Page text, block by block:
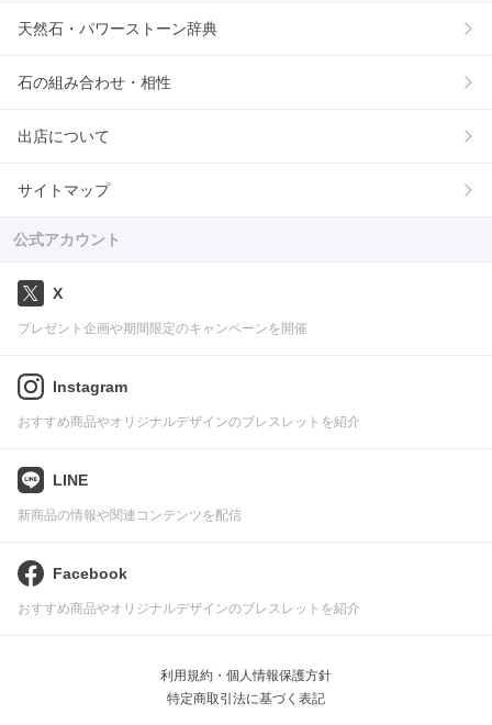
天然石・パワーストーン辞典
石の組み合わせ・相性
出店について
サイトマップ
公式アカウント
X
プレゼント企画や期間限定のキャンペーンを開催
Instagram
おすすめ商品やオリジナルデザインのブレスレットを紹介
LINE
新商品の情報や関連コンテンツを配信
Facebook
おすすめ商品やオリジナルデザインのブレスレットを紹介
利用規約・個人情報保護方針
特定商取引法に基づく表記